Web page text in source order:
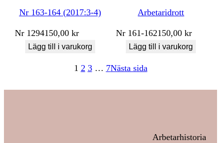
Nr 163-164 (2017:3-4)
Nr 1294150,00kr
Lägg till i varukorg
Arbetaridrott
Nr 161-162150,00kr
Lägg till i varukorg
1 2 3 … 7Nästa sida
Arbetarhistoria